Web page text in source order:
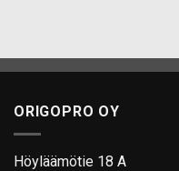
ORIGOPRO OY
Höyläämötie 18 A